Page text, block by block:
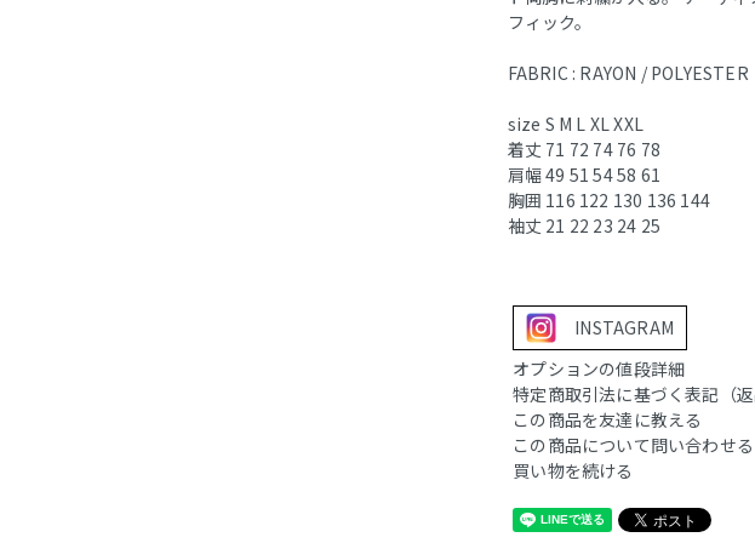
フィック。
FABRIC : RAYON / POLYESTER
size S M L XL XXL
着丈 71 72 74 76 78
肩幅 49 51 54 58 61
胸囲 116 122 130 136 144
袖丈 21 22 23 24 25
INSTAGRAM
オプションの値段詳細
特定商取引法に基づく表記（
この商品を友達に教える
この商品について問い合わせる
買い物を続ける